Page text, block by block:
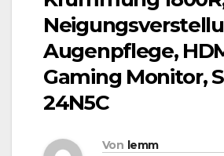
Augenpflege,
Gaming Monitor,
24N5C
Von lemm